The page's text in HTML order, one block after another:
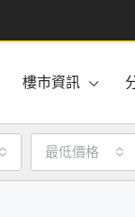
樓市資訊
最低價格